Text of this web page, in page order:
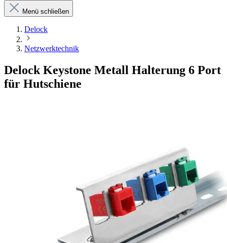
Menü schließen
Delock
Netzwerktechnik
Delock Keystone Metall Halterung 6 Port
für Hutschiene